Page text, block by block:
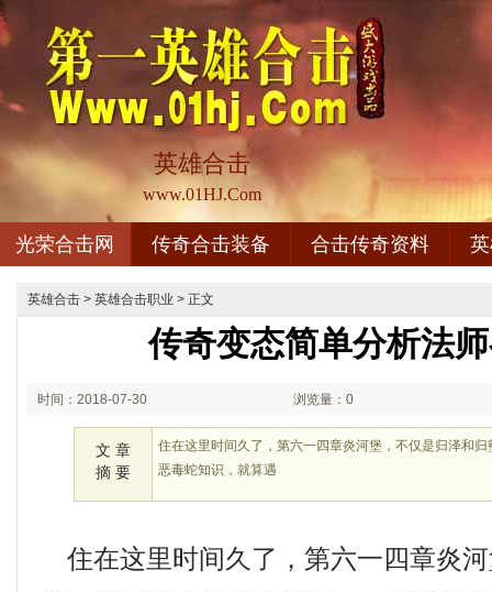
英雄合击
www.01HJ.Com
光荣合击网 传奇合击装备 合击传奇资料
英雄合击 > 英雄合击职业 > 正文
传奇变态简单分析法
时间：2018-07-30 浏览量：0
文 章
摘 要
住在这里时间久了，第六一四章炎河堡，不仅是归泽和
恶毒蛇知识，就算遇
住在这里时间久了，第六一四章炎